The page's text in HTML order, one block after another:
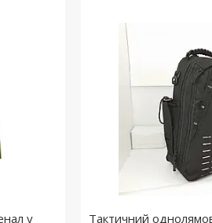
у
Тактичний